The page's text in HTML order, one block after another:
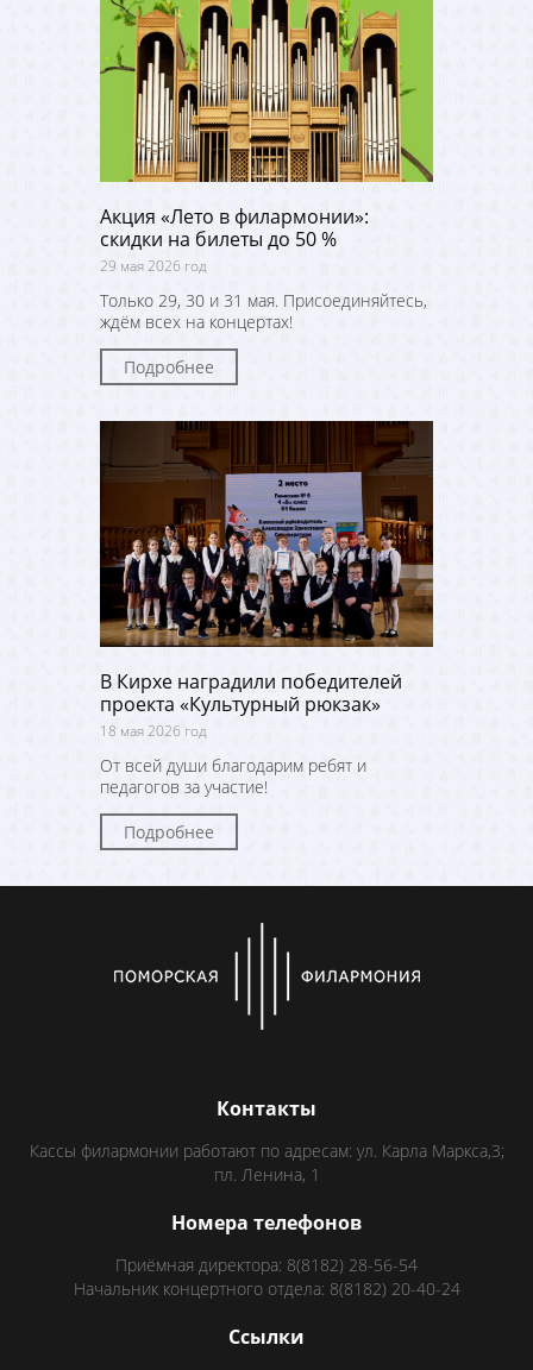
Акция «Лето в филармонии»:
скидки на билеты до 50 %
29 мая 2026 год
Только 29, 30 и 31 мая. Присоединяйтесь,
ждём всех на концертах!
Подробнее
В Кирхе наградили победителей
проекта «Культурный рюкзак»
18 мая 2026 год
От всей души благодарим ребят и
педагогов за участие!
Подробнее
Контакты
Кассы филармонии работают по адресам: ул. Карла Маркса,3;
пл. Ленина, 1
Номера телефонов
Приёмная директора: 8(8182) 28-56-54
Начальник концертного отдела: 8(8182) 20-40-24
Ссылки